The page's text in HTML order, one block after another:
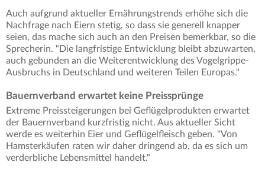
Auch aufgrund aktueller Ernährungstrends erhöhe sich die
Nachfrage nach Eiern stetig, so dass sie generell knapper
seien, das mache sich auch an den Preisen bemerkbar, so die
Sprecherin. "Die langfristige Entwicklung bleibt abzuwarten,
auch gebunden an die Weiterentwicklung des Vogelgrippe-
Ausbruchs in Deutschland und weiteren Teilen Europas."
Bauernverband erwartet keine Preissprünge
Extreme Preissteigerungen bei Geflügelprodukten erwartet
der Bauernverband kurzfristig nicht. Aus aktueller Sicht
werde es weiterhin Eier und Geflügelfleisch geben. "Von
Hamsterkäufen raten wir daher dringend ab, da es sich um
verderbliche Lebensmittel handelt."